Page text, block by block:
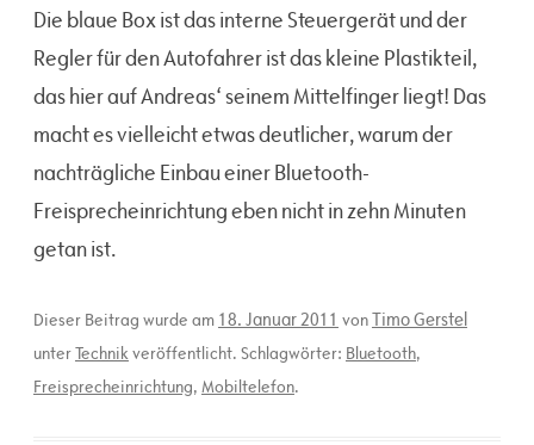
Die blaue Box ist das interne Steuergerät und der
Regler für den Autofahrer ist das kleine Plastikteil,
das hier auf Andreas‘ seinem Mittelfinger liegt! Das
macht es vielleicht etwas deutlicher, warum der
nachträgliche Einbau einer Bluetooth-
Freisprecheinrichtung eben nicht in zehn Minuten
getan ist.
Dieser Beitrag wurde am 18. Januar 2011 vonTimo Gerstel
unterTechnikveröffentlicht. Schlagwörter: Bluetooth,
Freisprecheinrichtung, Mobiltelefon.